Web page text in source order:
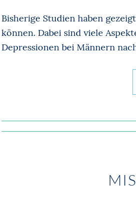
Bisherige Studien haben
können. Dabei sind viele
Depressionen bei Männern